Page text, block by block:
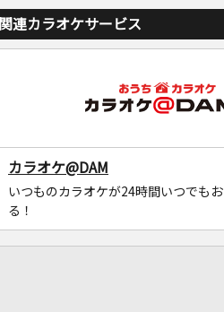
関連カラオケサービス
カラオケ@DAM
いつものカラオケが24時間いつでも
る！